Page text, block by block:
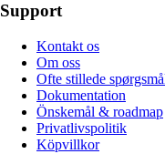
Support
Kontakt os
Om oss
Ofte stillede
Dokumentation
Önskemål & roadmap
Privatlivspolitik
Köpvillkor